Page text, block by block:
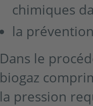
chimiques
la
Dans le
biogaz
la pression